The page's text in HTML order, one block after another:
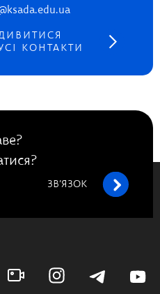
КОНТАКТИ
ЗВ’ЯЗОК